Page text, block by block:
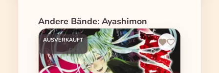
Produktgalerie überspringen
Andere Bände: Ayashimon
AUSVERKAUFT